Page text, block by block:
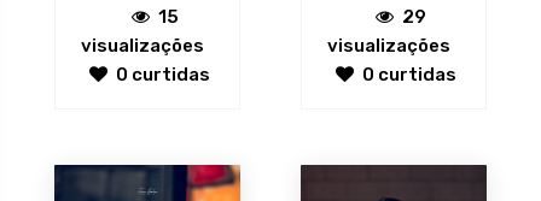
15
visualizações
0 curtidas
29
visualizações
0 curtidas